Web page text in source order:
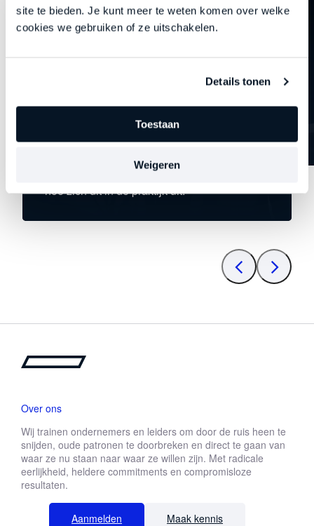
site te bieden. Je kunt meer te weten komen over welke
cookies we gebruiken of ze uitschakelen.
Details tonen
Toestaan
Weigeren
Partners en Straight-Line coaches Johan en
Kristof in op hoofdstuk 50 van het boek
Straight-Line Leadership. Per aflevering
gaan ze in op één van de 52 distincties en
hoe zich dit in de praktijk uit.
Over ons
Wij trainen ondernemers en leiders om door de ruis heen te
snijden, oude patronen te doorbreken en direct te gaan van
waar ze nu staan naar waar ze willen zijn. Met radicale
eerlijkheid, heldere commitments en compromisloze
resultaten.
Aanmelden Maak kennis